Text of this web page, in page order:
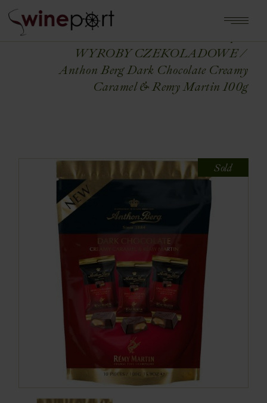
WYROBY CZEKOLADOWE
Anthon Berg Dark Chocolate Creamy
Caramel & Remy Martin 100g
Sold